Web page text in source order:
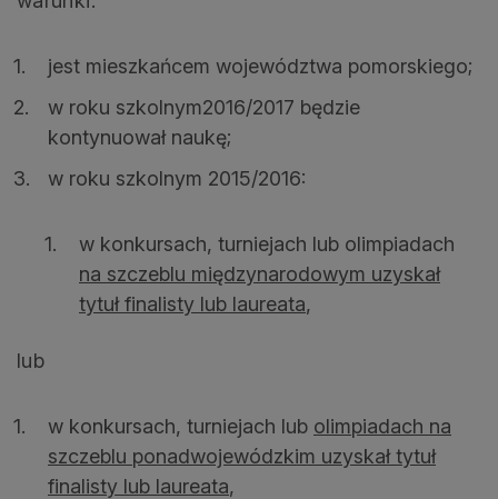
jest mieszkańcem województwa pomorskiego;
w roku szkolnym2016/2017 będzie
kontynuował naukę;
w roku szkolnym 2015/2016:
w konkursach, turniejach lub olimpiadach
na szczeblu międzynarodowym uzyskał
tytuł finalisty lub laureata,
lub
w konkursach, turniejach lub olimpiadach na
szczeblu ponadwojewódzkim uzyskał tytuł
finalisty lub laureata,